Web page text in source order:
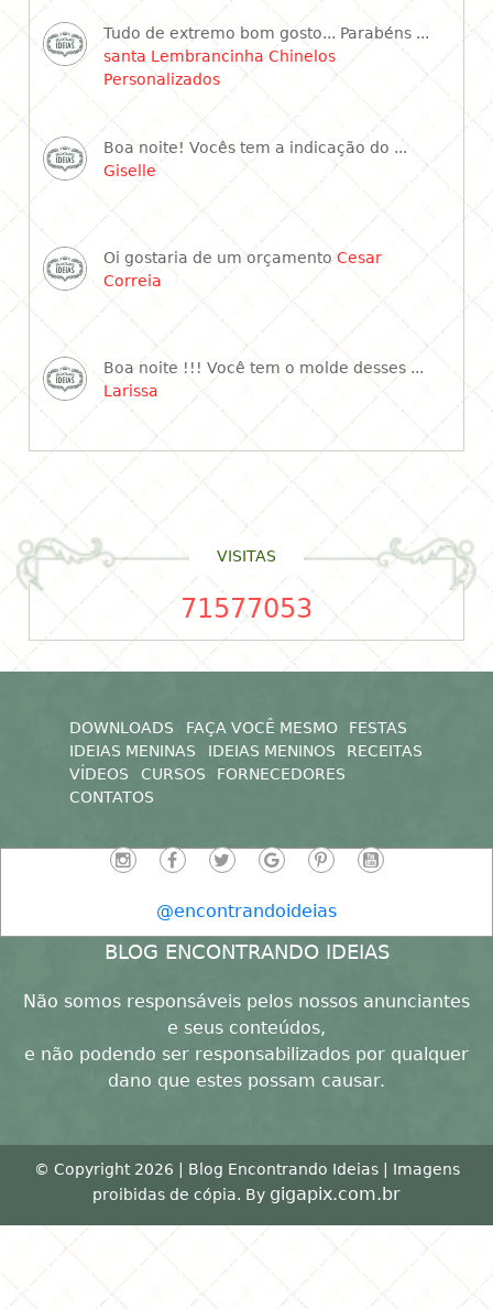
Tudo de extremo bom gosto... Parabéns ...
santa Lembrancinha Chinelos
Personalizados
Boa noite! Vocês tem a indicação do ...
Giselle
Oi gostaria de um orçamentoCesar
Correia
Boa noite !!! Você tem o molde desses ...
Larissa
VISITAS
71577053
DOWNLOADS FAÇA VOCÊ MESMO
FESTAS
IDEIAS MENINAS
IDEIAS MENINOS
RECEITAS
VÍDEOS
CURSOS
FORNECEDORES
CONTATOS
@encontrandoideias
BLOG ENCONTRANDO IDEIAS
Não somos responsáveis pelos nossos anunciantes
e seus conteúdos,
e não podendo ser responsabilizados por qualquer
dano que estes possam causar.
© Copyright 2026 | Blog Encontrando Ideias | Imagens
proibidas de cópia. By gigapix.com.br